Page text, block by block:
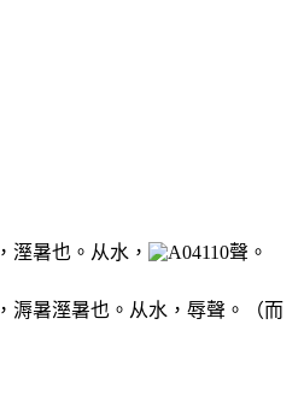
，溼暑也。从水，
聲。
，溽暑溼暑也。从水，辱聲。（而